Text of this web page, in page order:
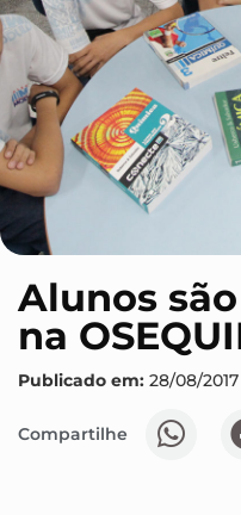
Alunos
na
Publicado em: 28/08/2017
Compartilhe